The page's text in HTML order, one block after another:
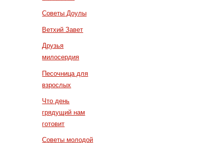
Советы Доулы
Ветхий Завет
Друзья
милосердия
Песочница для
взрослых
Что день
грядущий нам
готовит
Советы молодой